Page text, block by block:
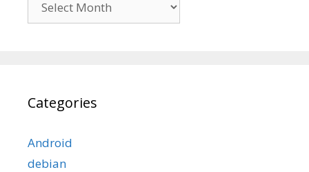
Categories
Android
debian